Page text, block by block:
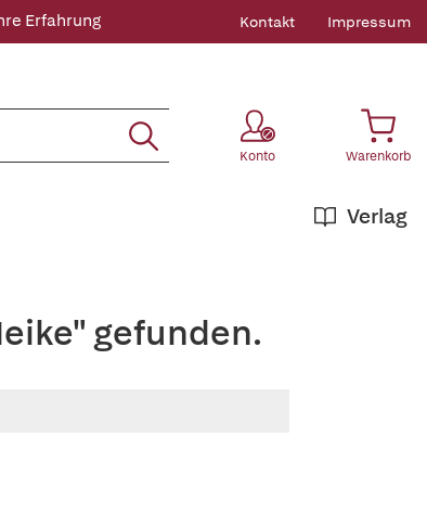
Erfahrung Kontakt Impressum
Konto Warenkorb
Verlag
gefunden.